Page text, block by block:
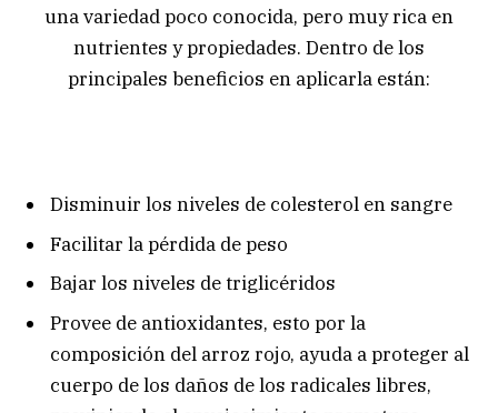
una variedad poco conocida, pero muy rica en
nutrientes y propiedades. Dentro de los
principales beneficios en aplicarla están:
Disminuir los niveles de colesterol en sangre
Facilitar la pérdida de peso
Bajar los niveles de triglicéridos
Provee de antioxidantes, esto por la
composición del arroz rojo, ayuda a proteger al
cuerpo de los daños de los radicales libres,